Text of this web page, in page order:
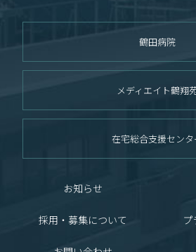
鶴田病院
メディエイト鶴翔
在宅総合支援センタ
お知らせ
採用・募集について プ